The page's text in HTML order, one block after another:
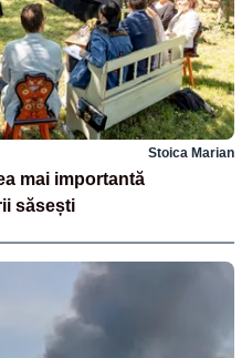
Stoica Marian
mai importantă
săsești